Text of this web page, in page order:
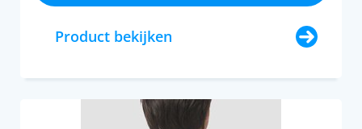
Product bekijken